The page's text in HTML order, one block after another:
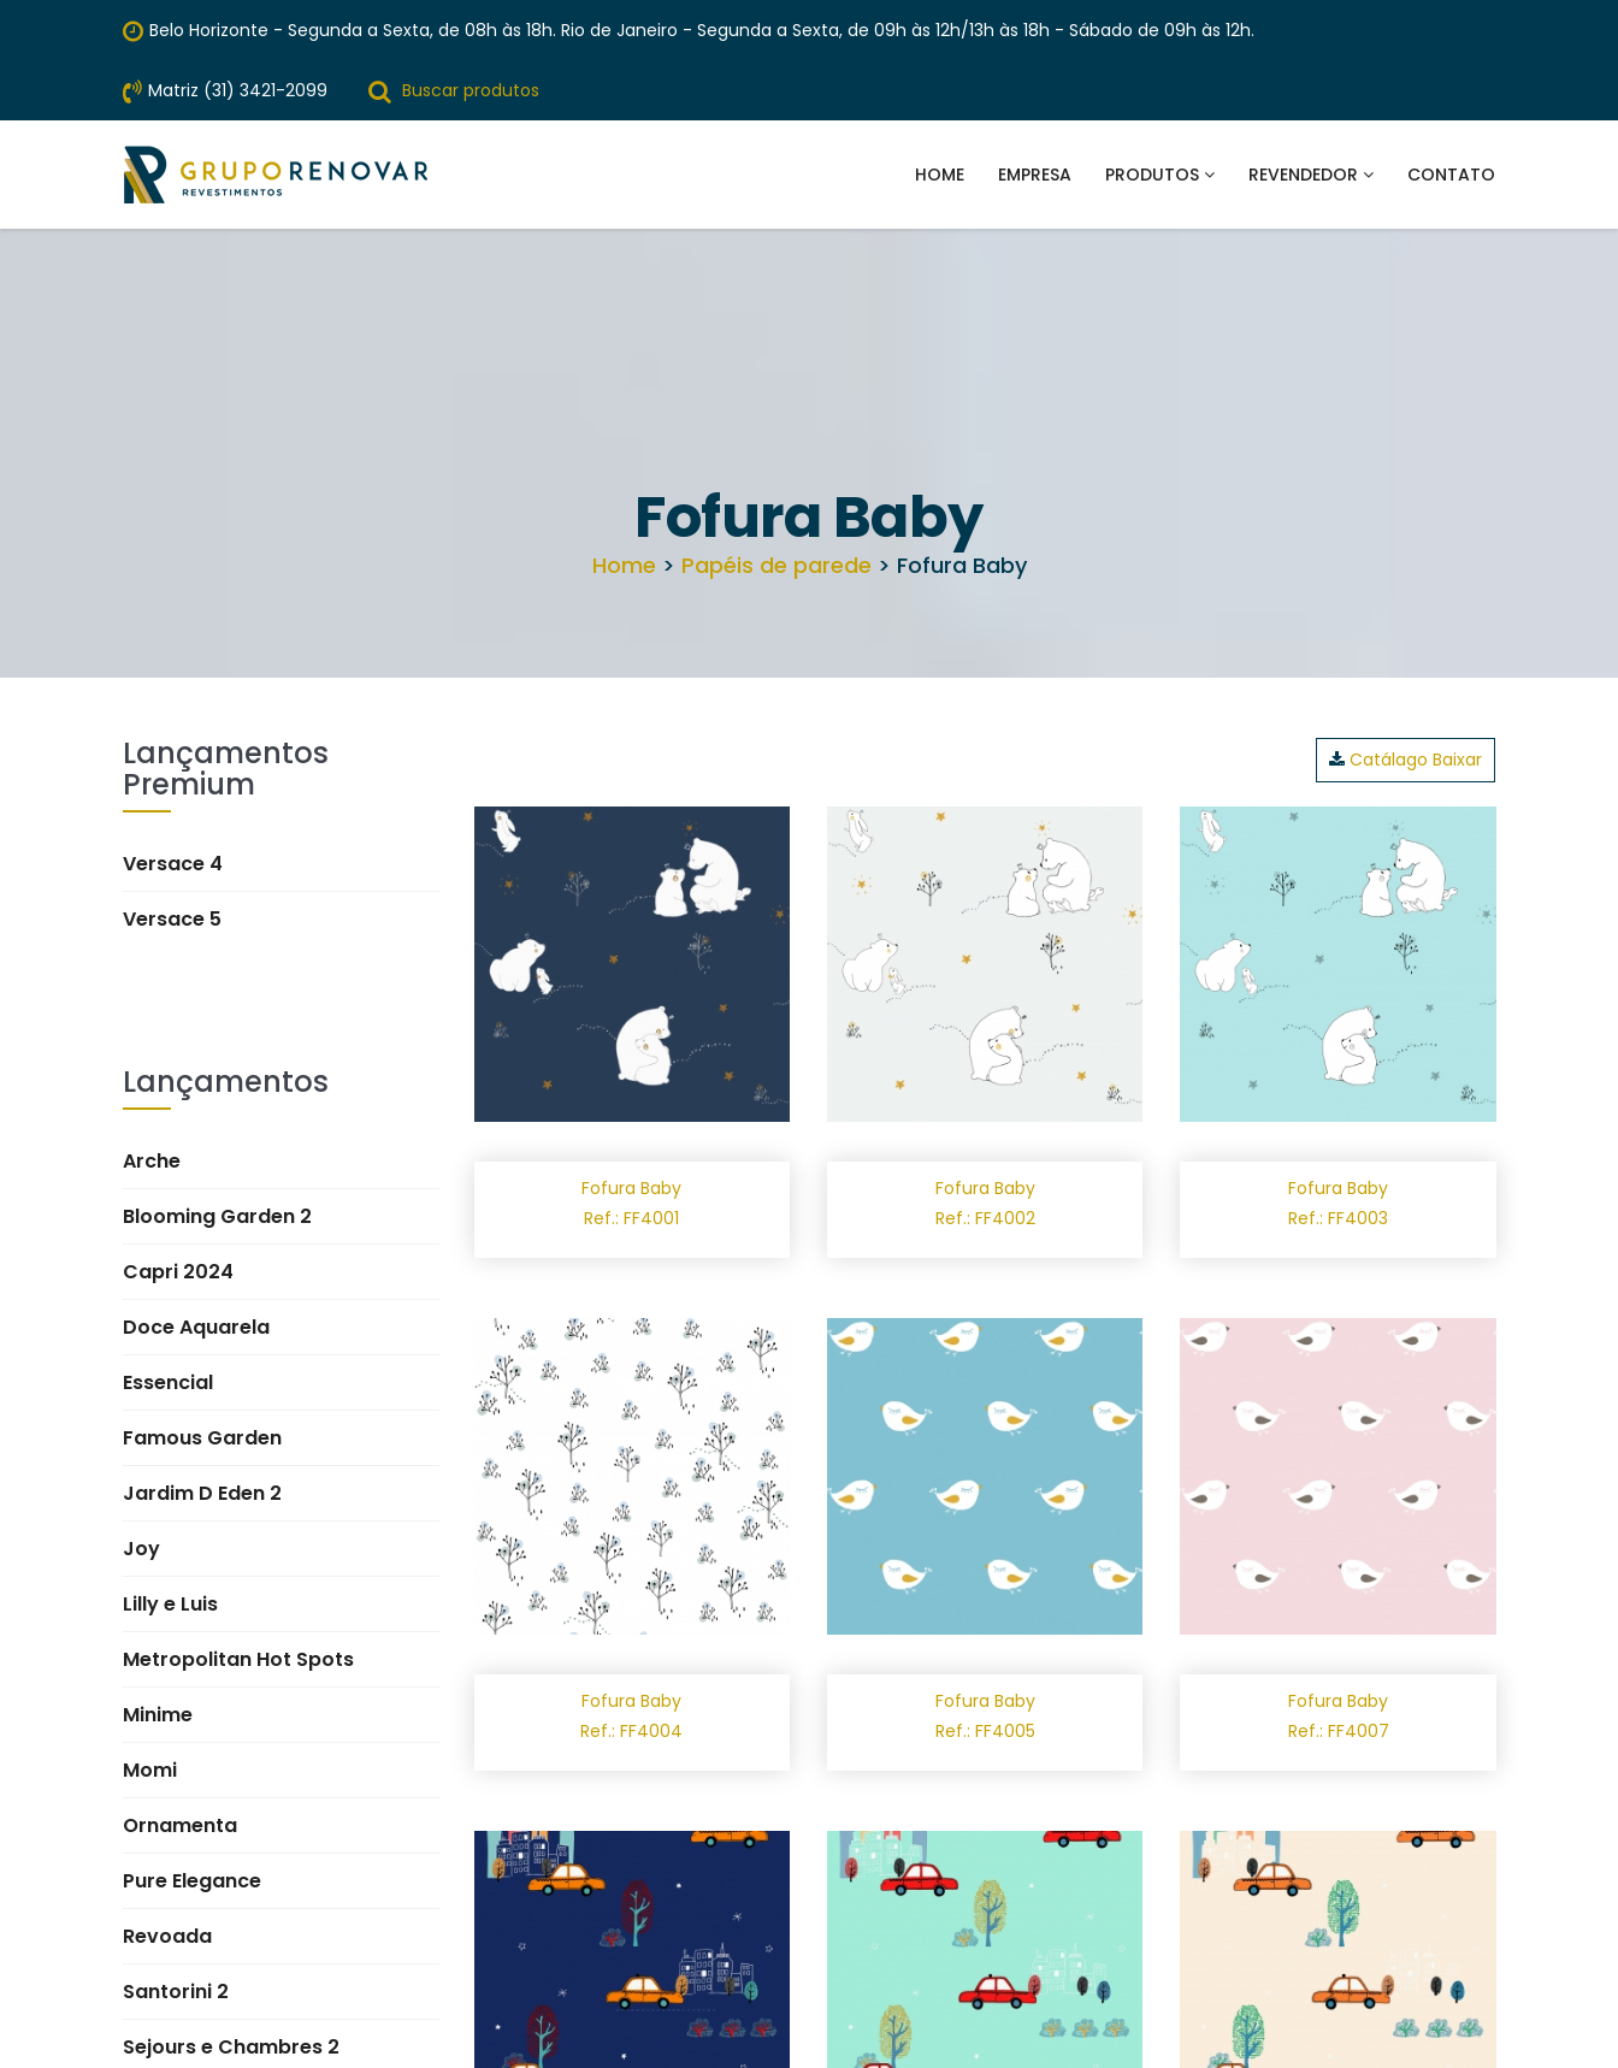
Belo Horizonte - Segunda a Sexta, de 08h às 18h. Rio de Janeiro - Segunda a Sexta, de 09h às 12h/13h às 18h - Sábado de 09h às 12h.
Matriz (31) 3421-2099 Buscar produtos
HOME EMPRESA PRODUTOS REVENDEDOR CONTATO
Fofura Baby
Home > Papéis de parede > Fofura Baby
Lançamentos
Premium
Versace 4
Versace 5
Lançamentos
Arche
Blooming Garden 2
Capri 2024
Doce Aquarela
Essencial
Famous Garden
Jardim D Eden 2
Joy
Lilly e Luis
Metropolitan Hot Spots
Minime
Momi
Ornamenta
Pure Elegance
Revoada
Santorini 2
Sejours e Chambres 2
Catálago Baixar
Fofura Baby
Ref.: FF4001
Fofura Baby
Ref.: FF4002
Fofura Baby
Ref.: FF4003
Fofura Baby
Ref.: FF4004
Fofura Baby
Ref.: FF4005
Fofura Baby
Ref.: FF4007